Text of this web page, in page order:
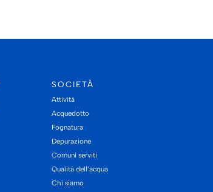
SOCIETÀ
Attività
Acquedotto
Fognatura
Depurazione
Comuni serviti
Qualità dell’acqua
Chi siamo